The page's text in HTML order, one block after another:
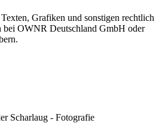
Grafiken und sonstigen rechtlich
bei OWNR Deutschland GmbH oder
Scharlaug - Fotografie